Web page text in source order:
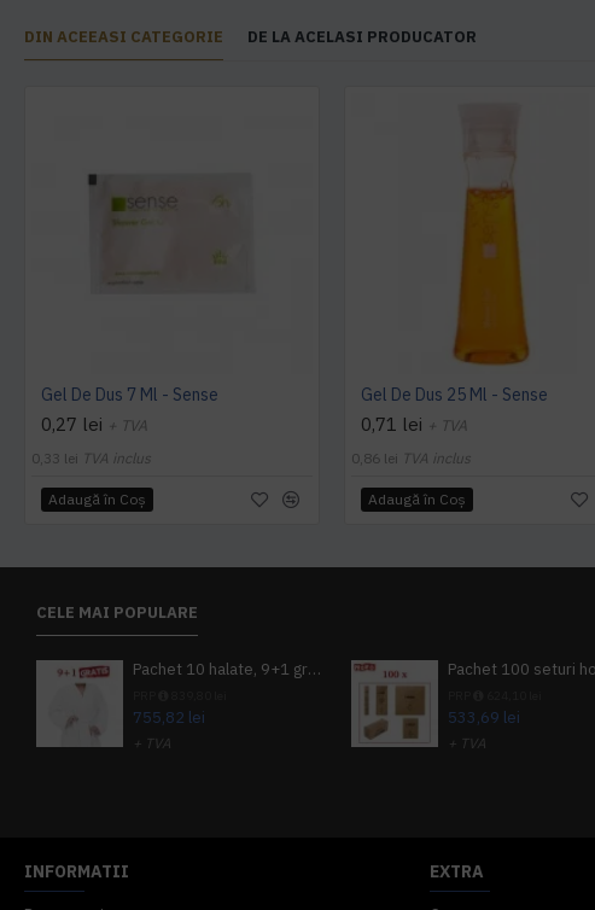
DIN ACEEASI CATEGORIE DE LA ACELASI PRODUCATOR
Gel De Dus 7 Ml - Sense
0,27 lei + TVA
0,33 lei TVA inclus
Adaugă în Coş
Gel De Dus 25 Ml - Sense
0,71 lei + TVA
0,86 lei TVA inclus
Adaugă în Coş
CELE MAI POPULARE
Pachet 10 halate, 9+1 gratuit
755,82 lei
+ TVA
533,69 lei
+ TVA
INFORMATII EXTRA